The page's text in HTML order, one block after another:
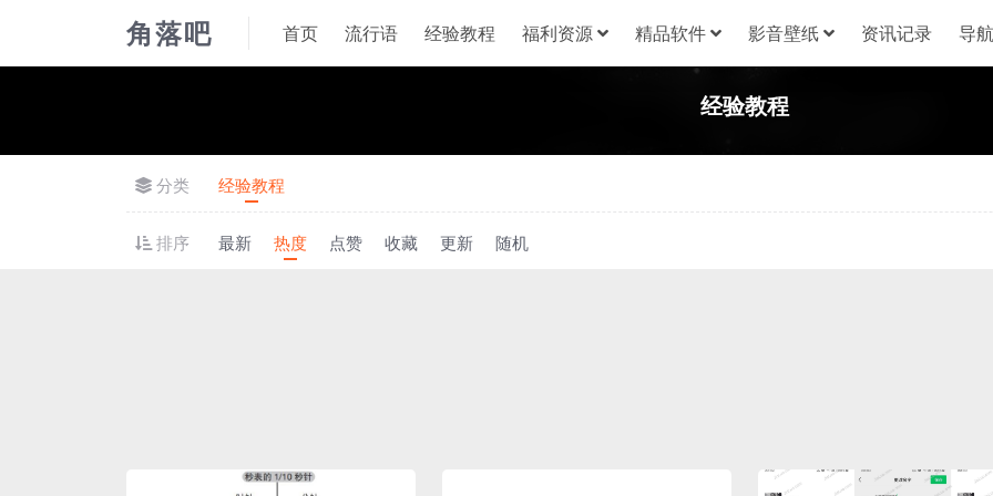
角落吧 首页 流行语 经验教程 福利资源 精品软件 影音壁纸 资讯记录 导航
经验教程
分类 经验教程
排序 最新 热度 点赞 收藏 更新 随机